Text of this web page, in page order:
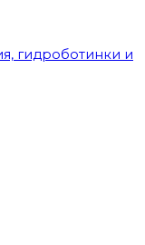
гидроботинки и